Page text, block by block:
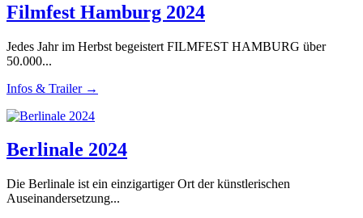
Filmfest Hamburg 2024
Jedes Jahr im Herbst begeistert FILMFEST HAMBURG über
50.000...
Infos & Trailer →
Berlinale 2024
Die Berlinale ist ein einzigartiger Ort der künstlerischen
Auseinandersetzung...